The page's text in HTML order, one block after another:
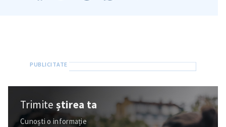
Trimiteștirea ta
Cunoști o informație